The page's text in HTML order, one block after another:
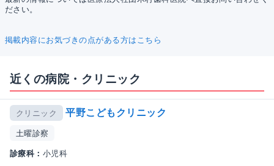
ださい。
掲載内容にお気づきの点がある方はこちら
近くの病院・クリニック
クリニック 平野こどもクリニック
土曜診察
診療科： 小児科